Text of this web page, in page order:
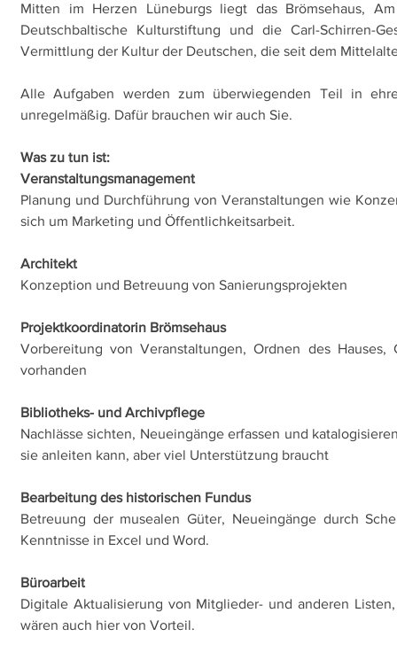
Mitten im Herzen Lüneburgs liegt das Brömsehaus,
Deutschbaltische Kulturstiftung und die Carl-
Vermittlung der Kultur der Deutschen, die seit dem
Alle Aufgaben werden zum überwiegenden Teil in
unregelmäßig. Dafür brauchen wir auch Sie.
Was zu tun ist:
Veranstaltungsmanagement
Planung und Durchführung von Veranstaltungen wie
sich um Marketing und Öffentlichkeitsarbeit.
Architekt
Konzeption und Betreuung von Sanierungsprojekten
Projektkoordinatorin Brömsehaus
Vorbereitung von Veranstaltungen, Ordnen des
vorhanden
Bibliotheks- und Archivpflege
Nachlässe sichten, Neueingänge erfassen und
sie anleiten kann, aber viel Unterstützung braucht
Bearbeitung des historischen Fundus
Betreuung der musealen Güter, Neueingänge durch
Kenntnisse in Excel und Word.
Büroarbeit
Digitale Aktualisierung von Mitglieder- und anderen
wären auch hier von Vorteil.